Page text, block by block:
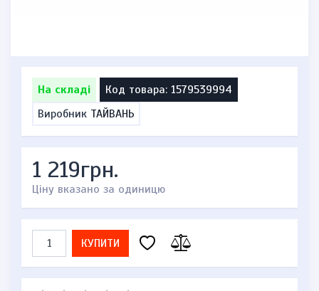
На складі
Код товара: 1579539994
Виробник ТАЙВАНЬ
1 219грн.
Ціну вказано за одиницю
КУПИТИ